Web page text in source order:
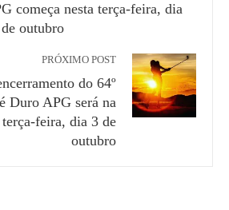
começa nesta terça-feira, dia
outubro
PRÓXIMO POST
do 64º
Duro APG será na
feira, dia 3 de
outubro